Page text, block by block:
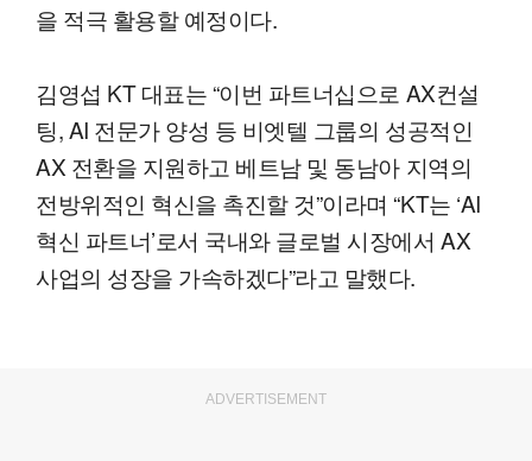
을 적극 활용할 예정이다.
김영섭 KT 대표는 “이번 파트너십으로 AX컨설
팅, AI 전문가 양성 등 비엣텔 그룹의 성공적인
AX 전환을 지원하고 베트남 및 동남아 지역의
전방위적인 혁신을 촉진할 것”이라며 “KT는 ‘AI
혁신 파트너’로서 국내와 글로벌 시장에서 AX
사업의 성장을 가속하겠다”라고 말했다.
ADVERTISEMENT